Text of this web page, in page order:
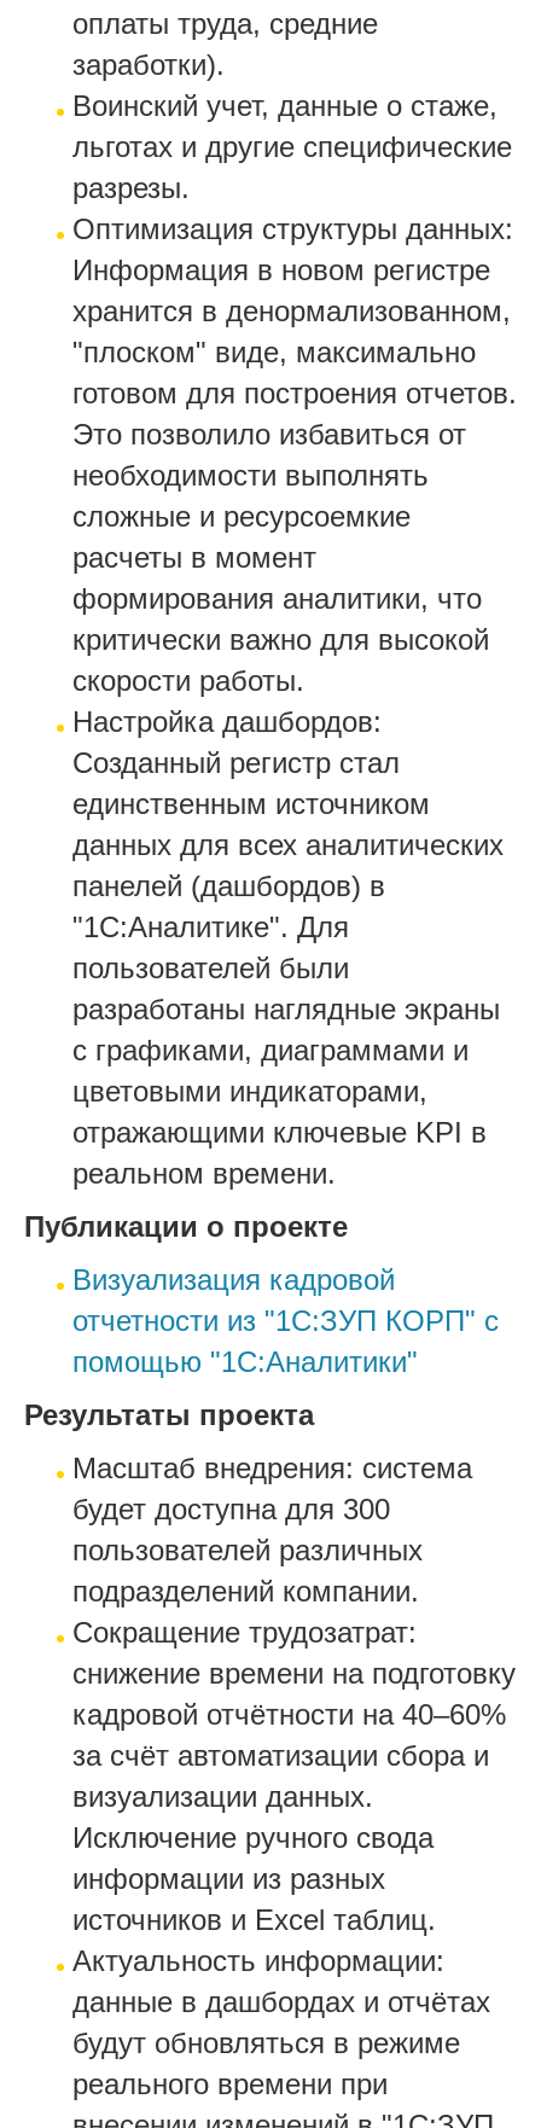
оплаты труда, средние
заработки).
Воинский учет, данные о стаже,
льготах и другие специфические
разрезы.
Оптимизация структуры данных:
Информация в новом регистре
хранится в денормализованном,
"плоском" виде, максимально
готовом для построения отчетов.
Это позволило избавиться от
необходимости выполнять
сложные и ресурсоемкие
расчеты в момент
формирования аналитики, что
критически важно для высокой
скорости работы.
Настройка дашбордов:
Созданный регистр стал
единственным источником
данных для всех аналитических
панелей (дашбордов) в
"1С:Аналитике". Для
пользователей были
разработаны наглядные экраны
с графиками, диаграммами и
цветовыми индикаторами,
отражающими ключевые KPI в
реальном времени.
Публикации о проекте
Визуализация кадровой
отчетности из "1С:ЗУП КОРП" с
помощью "1С:Аналитики"
Результаты проекта
Масштаб внедрения: система
будет доступна для 300
пользователей различных
подразделений компании.
Сокращение трудозатрат:
снижение времени на подготовку
кадровой отчётности на 40–60%
за счёт автоматизации сбора и
визуализации данных.
Исключение ручного свода
информации из разных
источников и Excel таблиц.
Актуальность информации:
данные в дашбордах и отчётах
будут обновляться в режиме
реального времени при